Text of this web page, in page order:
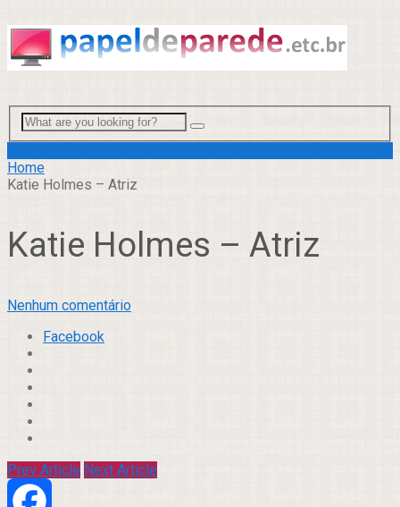
Home
Katie Holmes – Atriz
Katie Holmes – Atriz
Nenhum comentário
Facebook
Prev Article Next Article